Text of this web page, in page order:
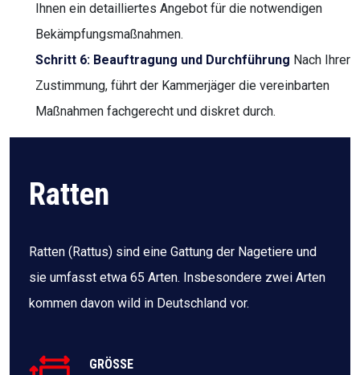
Ihnen ein detailliertes Angebot für die notwendigen
Bekämpfungsmaßnahmen.
Schritt 6: Beauftragung und Durchführung Nach Ihrer
Zustimmung, führt der Kammerjäger die vereinbarten
Maßnahmen fachgerecht und diskret durch.
Ratten
Ratten (Rattus) sind eine Gattung der Nagetiere und
sie umfasst etwa 65 Arten. Insbesondere zwei Arten
kommen davon wild in Deutschland vor.
GRÖSSE